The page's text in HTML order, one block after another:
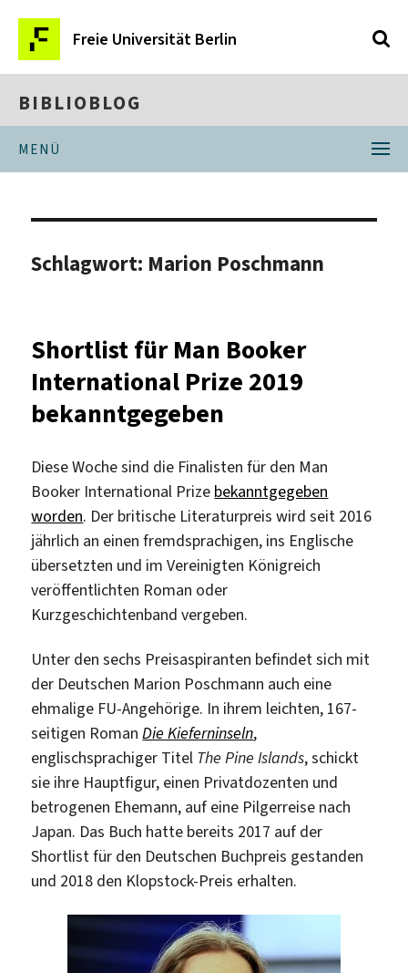
Freie Universität Berlin
BIBLIOBLOG
MENÜ
Schlagwort: Marion Poschmann
Shortlist für Man Booker
International Prize 2019
bekanntgegeben
Diese Woche sind die Finalisten für den Man
Booker International Prize bekanntgegeben
worden. Der britische Literaturpreis wird seit 2016
jährlich an einen fremdsprachigen, ins Englische
übersetzten und im Vereinigten Königreich
veröffentlichten Roman oder
Kurzgeschichtenband vergeben.
Unter den sechs Preisaspiranten befindet sich mit
der Deutschen Marion Poschmann auch eine
ehmalige FU-Angehörige. In ihrem leichten, 167-
seitigen RomanDie Kieferninseln,
englischsprachiger Titel The Pine Islands, schickt
sie ihre Hauptfigur, einen Privatdozenten und
betrogenen Ehemann, auf eine Pilgerreise nach
Japan. Das Buch hatte bereits 2017 auf der
Shortlist für den Deutschen Buchpreis gestanden
und 2018 den Klopstock-Preis erhalten.